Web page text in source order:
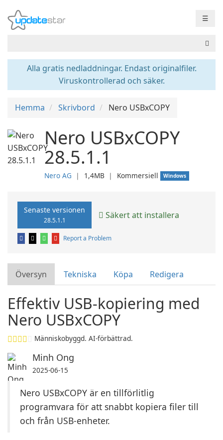
☰
Alla gratis nedladdningar. Endast originalfiler.
Viruskontrollerad och säker.
Hemma Skrivbord Nero USBxCOPY
Nero USBxCOPY
28.5.1.1
Nero AG ❘ 1,4MB ❘ Kommersiell Windows
Senaste versionen
28.5.1.1 Säkert att installera
Report a Problem
Översyn Tekniska Köpa Redigera
Effektiv USB-kopiering med
Nero USBxCOPY
Människobyggd. AI-förbättrad.
Minh Ong
2025-06-15
Nero USBxCOPY är en tillförlitlig
programvara för att snabbt kopiera filer till
och från USB-enheter.